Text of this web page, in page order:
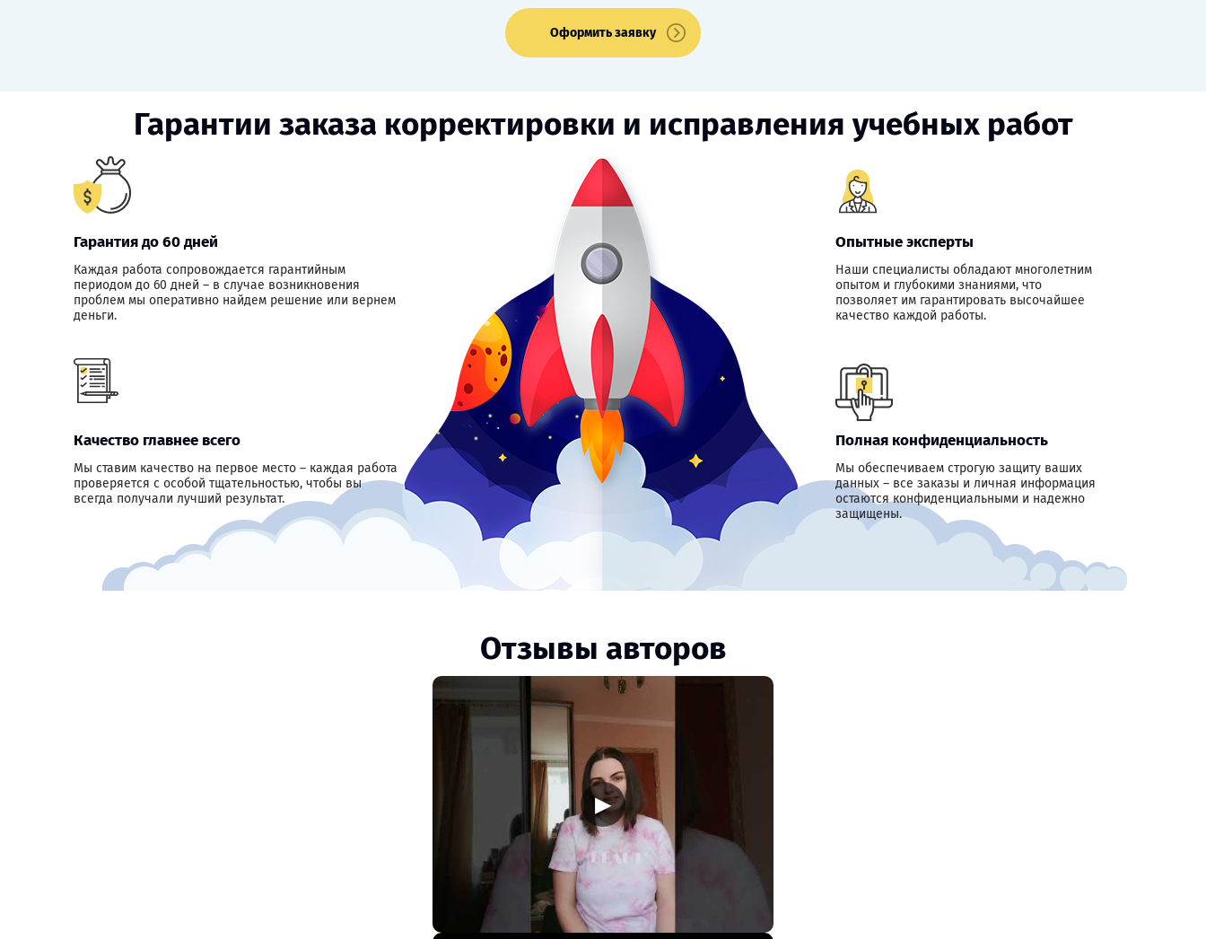
Оформить заявку
Гарантии заказа корректировки и исправления учебных работ
Гарантия до 60 дней
Каждая работа сопровождается гарантийным
периодом до 60 дней – в случае возникновения
проблем мы оперативно найдем решение или вернем
деньги.
Опытные эксперты
Наши специалисты обладают многолетним
опытом и глубокими знаниями, что
позволяет им гарантировать высочайшее
качество каждой работы.
Качество главнее всего
Мы ставим качество на первое место – каждая работа
проверяется с особой тщательностью, чтобы вы
всегда получали лучший результат.
Полная конфиденциальность
Мы обеспечиваем строгую защиту ваших
данных – все заказы и личная информация
остаются конфиденциальными и надежно
защищены.
Отзывы авторов
▶